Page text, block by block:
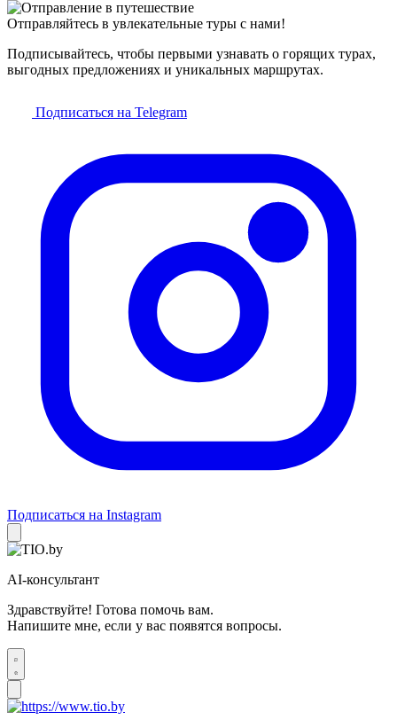
Отправляйтесь в увлекательные туры с нами!
Подписывайтесь, чтобы первыми узнавать о горящих турах,
выгодных предложениях и уникальных маршрутах.
Подписаться на Telegram
Подписаться на Instagram
AI-консультант
Здравствуйте! Готова помочь вам.
Напишите мне, если у вас появятся вопросы.